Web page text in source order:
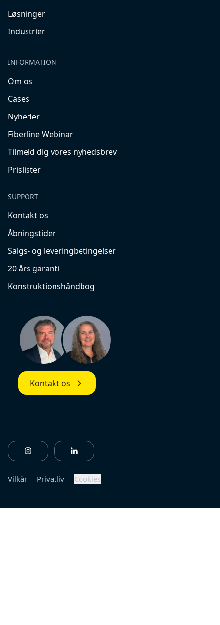
Løsninger
Industrier
INFORMATION
Om os
Cases
Nyheder
Fiberline Webinar
Tilmeld dig vores nyhedsbrev
Prislister
SUPPORT
Kontakt os
Åbningstider
Salgs- og leveringbetingelser
20 års garanti
Konstruktionshåndbog
Kontakt os
https://www.instagram.com/
https://www.linkedin.com/company/
Vilkår Privatliv Cookies